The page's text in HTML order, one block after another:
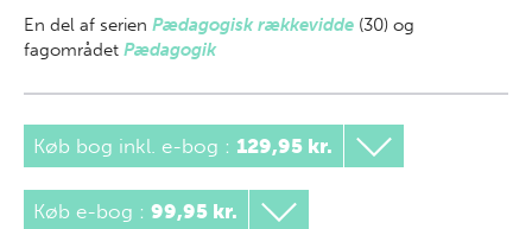
En del af serien Pædagogisk rækkevidde (30) og
fagområdet Pædagogik
Køb bog inkl. e-bog : 129,95 kr.
Køb e-bog : 99,95 kr.